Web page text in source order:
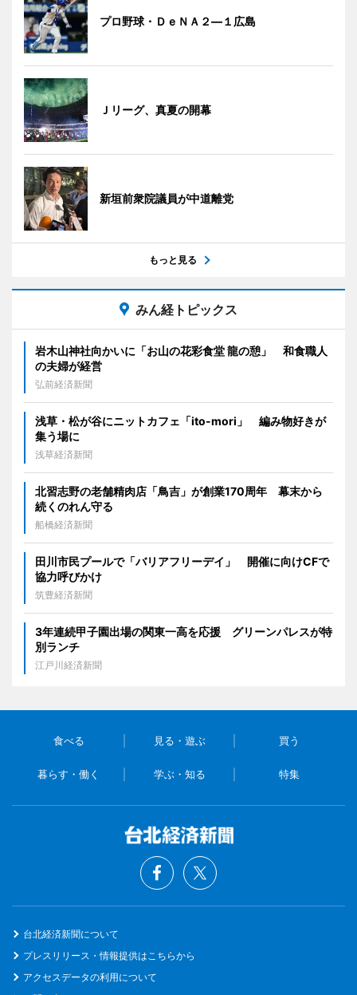
プロ野球・ＤｅＮＡ２―１広島
Ｊリーグ、真夏の開幕
新垣前衆院議員が中道離党
もっと見る
みん経トピックス
岩木山神社向かいに「お山の花彩食堂 龍の憩」 和食職人
の夫婦が経営
弘前経済新聞
浅草・松が谷にニットカフェ「ito-mori」 編み物好きが
集う場に
浅草経済新聞
北習志野の老舗精肉店「鳥吉」が創業170周年 幕末から
続くのれん守る
船橋経済新聞
田川市民プールで「バリアフリーデイ」 開催に向けCFで
協力呼びかけ
筑豊経済新聞
3年連続甲子園出場の関東一高を応援 グリーンパレスが特
別ランチ
江戸川経済新聞
食べる 見る・遊ぶ 買う
暮らす・働く 学ぶ・知る 特集
台北経済新聞について
プレスリリース・情報提供はこちらから
アクセスデータの利用について